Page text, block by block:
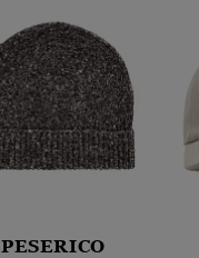
PESERICO